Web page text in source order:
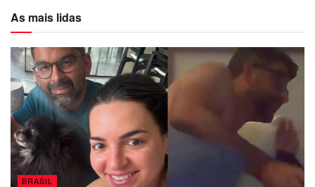
As mais lidas
BRASIL